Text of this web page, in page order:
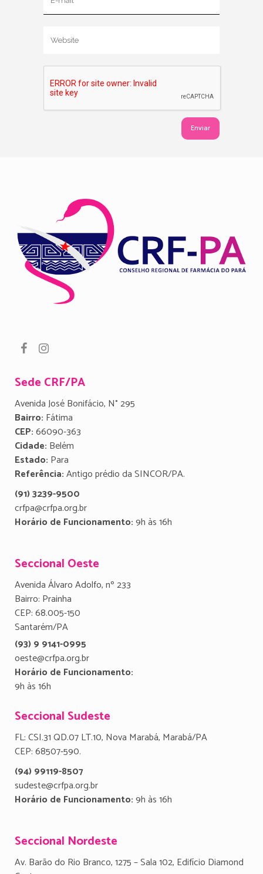
Sede CRF/PA
Avenida José Bonifácio, N° 295
Bairro: Fátima
CEP:66090-363
Cidade: Belém
Estado: Para
Referência:Antigo prédio da SINCOR/PA.
(91) 3239-9500
crfpa@crfpa.org.br
Horário de Funcionamento:9h às 16h
Seccional Oeste
Avenida Álvaro Adolfo, nº 233
Bairro: Prainha
CEP: 68.005-150
Santarém/PA
(93) 9 9141-0995
oeste@crfpa.org.br
Horário de Funcionamento:
9h às 16h
Seccional Sudeste
FL: CSI.31 QD.07 LT.10, Nova Marabá, Marabá/PA
CEP: 68507-590.
(94) 99119-8507
sudeste@crfpa.org.br
Horário de Funcionamento:9h às 16h
Seccional Nordeste
Av. Barão do Rio Branco, 1275 – Sala 102, Edifício Diamond